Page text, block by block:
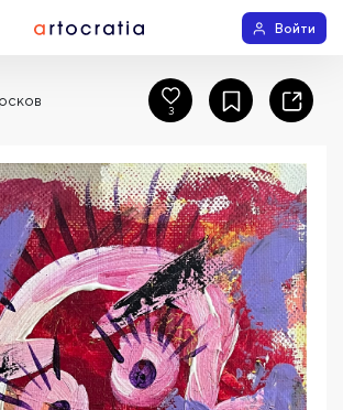
Войти
3